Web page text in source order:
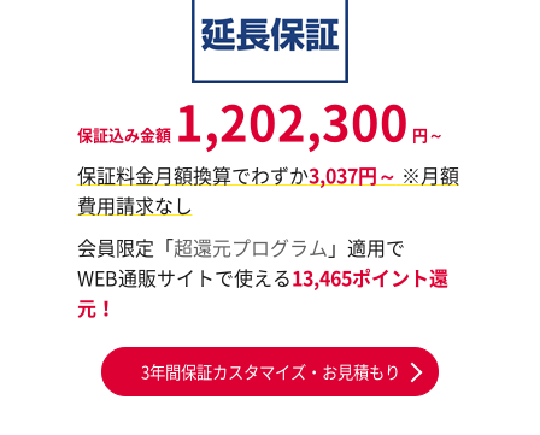
保証込み金額 1,202,300 円～
保証料金月額換算でわずか3,037円～ ※月額
費用請求なし
会員限定「超還元プログラム 」適用で
WEB通販サイトで使える13,465ポイント還
元！
3年間保証カスタマイズ・お見積もり